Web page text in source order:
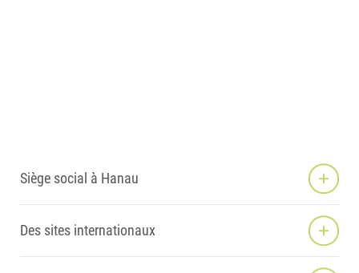
Siège social à Hanau
Des sites internationaux